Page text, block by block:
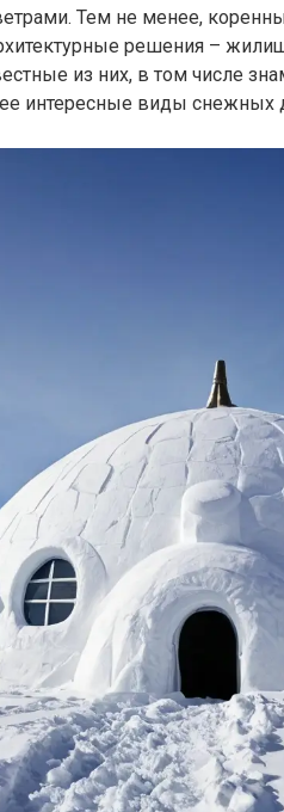
Тем не менее,
решения –
из них, в том числе
интересные виды снежных